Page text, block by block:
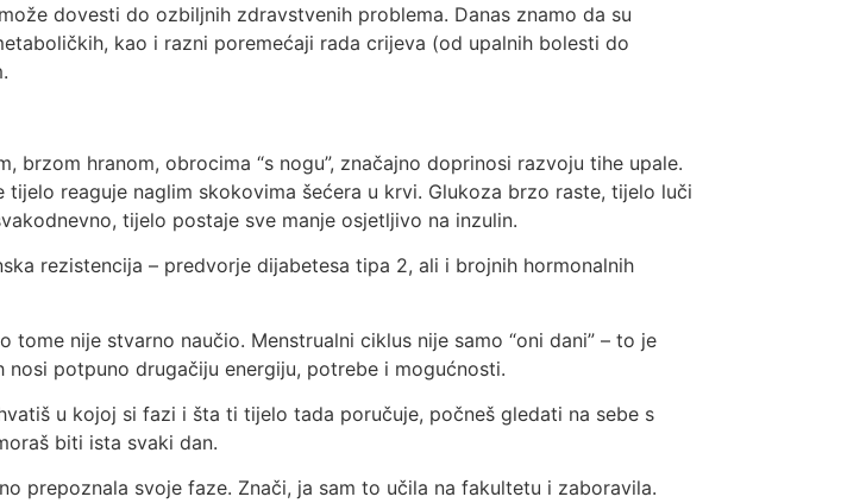
dovesti do ozbiljnih zdravstvenih problema. Danas znamo da su
kao i razni poremećaji rada crijeva (od upalnih bolesti do
brzom hranom, obrocima “s nogu”, značajno doprinosi razvoju tihe upale.
reaguje naglim skokovima šećera u krvi. Glukoza brzo raste, tijelo luči
tijelo postaje sve manje osjetljivo na inzulin.
rezistencija – predvorje dijabetesa tipa 2, ali i brojnih hormonalnih
nije stvarno naučio. Menstrualni ciklus nije samo “oni dani” – to je
potpuno drugačiju energiju, potrebe i mogućnosti.
u kojoj si fazi i šta ti tijelo tada poručuje, počneš gledati na sebe s
biti ista svaki dan.
prepoznala svoje faze. Znači, ja sam to učila na fakultetu i zaboravila.